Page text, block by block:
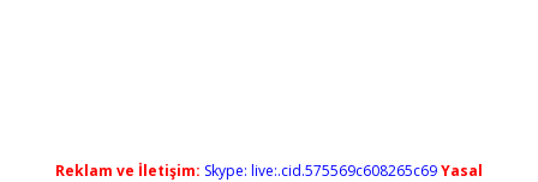
Reklam ve İletişim: Skype: live:.cid.575569c608265c69Yasal